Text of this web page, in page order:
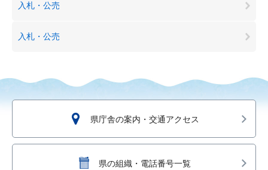
入札・公売
入札・公売
県庁舎の案内・交通アクセス
県の組織・電話番号一覧